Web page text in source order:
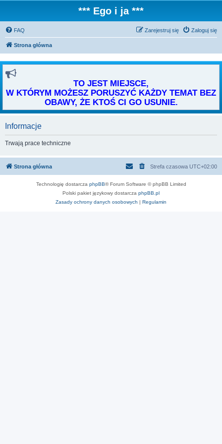
*** Ego i ja ***
FAQ Zaloguj się
Zarejestruj się
Strona główna
TO JEST MIEJSCE,
W KTÓRYM MOŻESZ PORUSZYĆ KAŻDY TEMAT BEZ
OBAWY, ŻE KTOŚ CI GO USUNIE.
Informacje
Trwają prace techniczne
Strona główna Strefa czasowa UTC+02:00
Technologię dostarcza phpBB® Forum Software © phpBB Limited
Polski pakiet językowy dostarcza phpBB.pl
Zasady ochrony danych osobowych | Regulamin